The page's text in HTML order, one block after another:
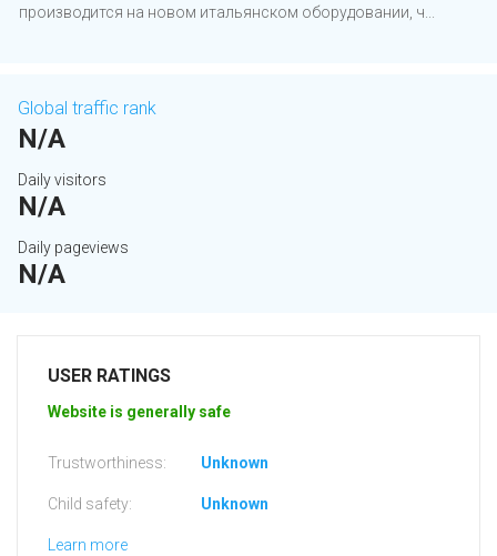
производится на новом итальянском оборудовании, ч...
Global traffic rank
N/A
Daily visitors
N/A
Daily pageviews
N/A
USER RATINGS
Website is generally safe
Trustworthiness: Unknown
Child safety: Unknown
Learn more